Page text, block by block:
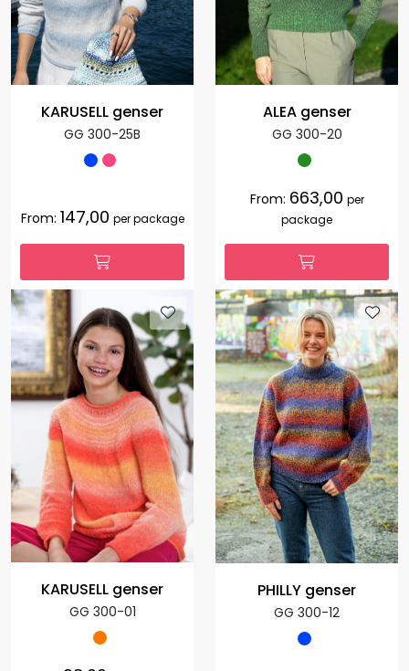
KARUSELL genser
GG 300-25B
From: 147,00 per package
ALEA genser
GG 300-20
From: 663,00 per
package
KARUSELL genser
GG 300-01
PHILLY genser
GG 300-12